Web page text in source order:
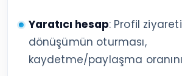
Yaratıcı hesap: Profil
dönüşümün oturması,
kaydetme/paylaşma